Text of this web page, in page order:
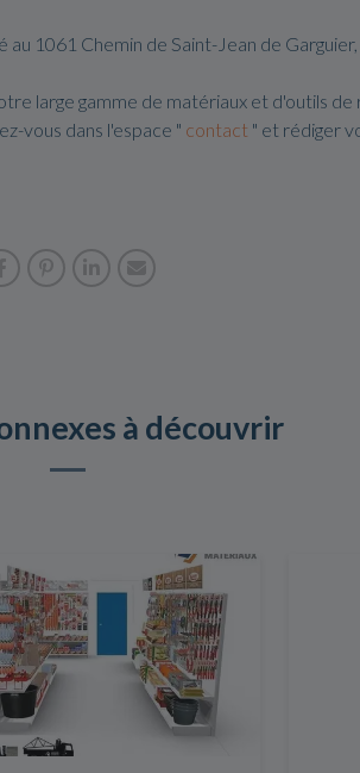
1061 Chemin de Saint-Jean de
large gamme de matériaux et d'outils
vous dans l'espace " contact " et rédiger
à découvrir